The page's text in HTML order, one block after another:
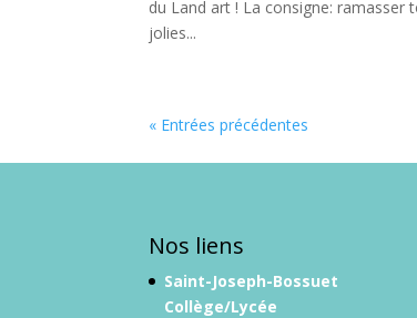
du Land art ! La consigne:
jolies...
« Entrées précédentes
Nos liens
Saint-Joseph-Bossuet
Collège/Lycée